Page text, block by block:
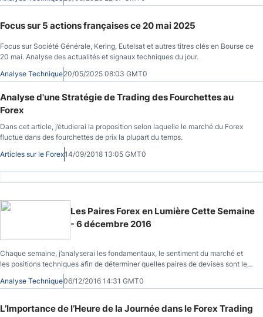
Focus sur 5 actions françaises ce 20 mai 2025
Focus sur Société Générale, Kering, Eutelsat et autres titres clés en Bourse ce
20 mai. Analyse des actualités et signaux techniques du jour.
Analyse Technique20/05/2025 08:03 GMT0
Analyse d'une Stratégie de Trading des Fourchettes au
Forex
Dans cet article, j’étudierai la proposition selon laquelle le marché du Forex
fluctue dans des fourchettes de prix la plupart du temps.
Articles sur le Forex14/09/2018 13:05 GMT0
Les Paires Forex en Lumière Cette Semaine
- 6 décembre 2016
Chaque semaine, j’analyserai les fondamentaux, le sentiment du marché et
les positions techniques afin de déterminer quelles paires de devises sont les
plus susceptibles de produire les opportunités de trading les plus faciles et les
plus rentables au cours de la semaine.
Analyse Technique06/12/2016 14:31 GMT0
L’Importance de l’Heure de la Journée dans le Forex Trading